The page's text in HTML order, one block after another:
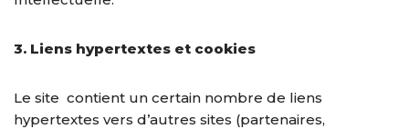
3. Liens hypertextes et cookies
Le site contient un certain nombre de liens
hypertextes vers d’autres sites (partenaires,